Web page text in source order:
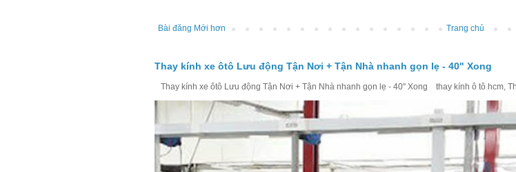
Bài đăng Mới hơn Trang chủ
Thay kính xe ôtô Lưu động Tận Nơi + Tận Nhà nhanh gọn lẹ - 40" Xong
Thay kính xe ôtô Lưu động Tận Nơi + Tận Nhà nhanh gọn lẹ - 40" Xong thay kính ô tô hcm,